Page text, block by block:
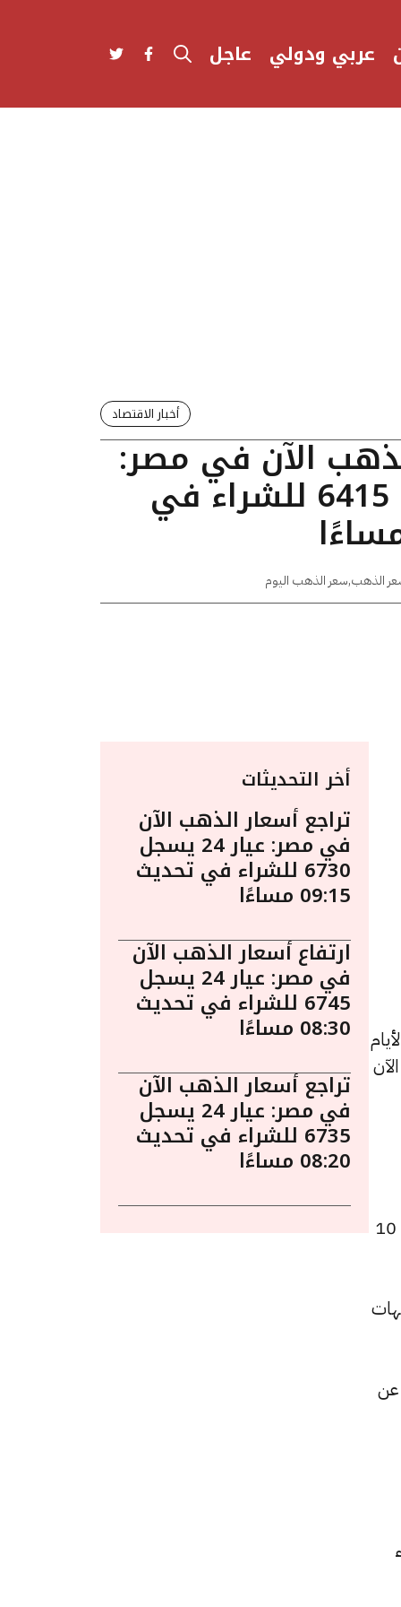
عربي ودولي عاجل
أخبار الاقتصاد
الآن في مصر:
عيار 24 يسجل 6415 للشراء في
الذهب,سعر الذهب اليوم
كما سجل سعر عيار 22 انخفاضًا ليصل إلى 5915 جنيهًا للبيع و5880 جنيهًا للشراء، منخفضًا بقيمة 10
جنيهًا للشراء، بانخفاض قدره 5 جنيهات
قيمته 0 جنيهات عن
أخر التحديثات
تراجع أسعار الذهب الآن
في مصر: عيار 24 يسجل
6730 للشراء في تحديث
09:15 مساءًا
ارتفاع أسعار الذهب الآن
في مصر: عيار 24 يسجل
6745 للشراء في تحديث
08:30 مساءًا
تراجع أسعار الذهب الآن
في مصر: عيار 24 يسجل
6735 للشراء في تحديث
08:20 مساءًا